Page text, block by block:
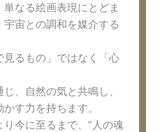
なる絵画表現にとどま
宙との調和を媒介する
るもの」ではなく「心
、自然の気と共鳴し、
す力を持ちます。
今に至るまで、”人の魂